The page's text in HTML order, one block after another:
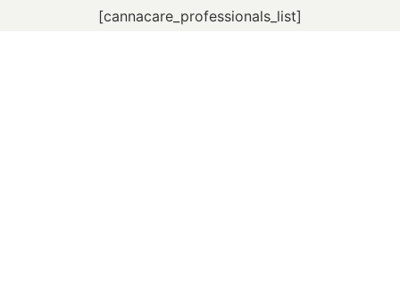
[cannacare_professionals_list]